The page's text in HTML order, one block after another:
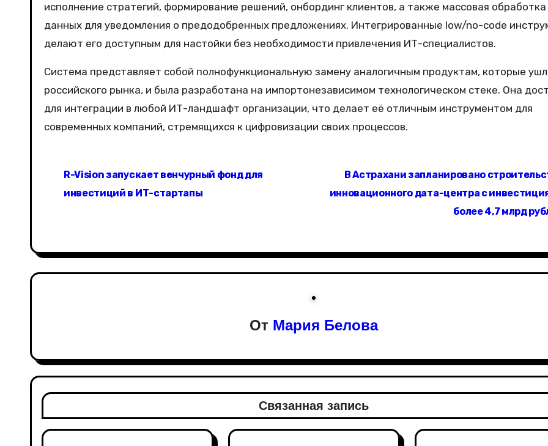
исполнение стратегий, формирование решений, онбординг клиентов, а также массовая обработка
данных для уведомления о предодобренных предложениях. Интегрированные low/no-code
делают его доступным для настойки без необходимости привлечения ИТ-специалистов.
Система представляет собой полнофункциональную замену аналогичным продуктам, которые
российского рынка, и была разработана на импортонезависимом технологическом стеке. Она
для интеграции в любой ИТ-ландшафт организации, что делает её отличным инструментом для
современных компаний, стремящихся к цифровизации своих процессов.
г
я
п
з
R-Vision запускает венчурный фонд для
инвестиций в ИТ-стартапы
В Астрахани запланировано
инновационного дата-центра с
более 4,7 млрд
От Мария Белова
Связанная запись